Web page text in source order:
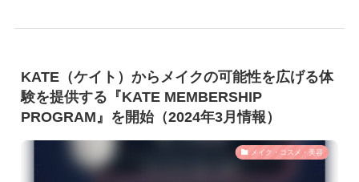
KATE（ケイト）からメイクの可能性を広げる体
験を提供する『KATE MEMBERSHIP
PROGRAM』を開始（2024年3月情報）
メイク・コスメ・美容